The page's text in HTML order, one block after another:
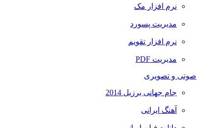
نرم افزار مک
مدیریت پسورد
نرم افزار تقویم
مدیریت PDF
صوتی و تصویری
جام جهانی برزیل 2014
آهنگ ایرانی